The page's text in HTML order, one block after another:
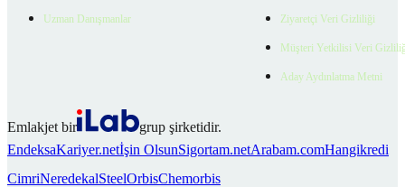
Uzman Danışmanlar Ziyaretçi Veri Gizliliği
Müşteri Yetkilisi Veri
Aday Aydınlatma Metni
Emlakjet bir
grup şirketidir.
EndeksaKariyer.netİşin OlsunSigortam.netArabam.comHangikredi
CimriNeredekalSteelOrbisChemorbis